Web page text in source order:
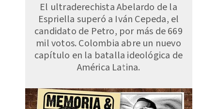
El ultraderechista Abelardo de la
Espriella superó a Iván Cepeda, el
candidato de Petro, por más de 669
mil votos. Colombia abre un nuevo
capítulo en la batalla ideológica de
América Latina.